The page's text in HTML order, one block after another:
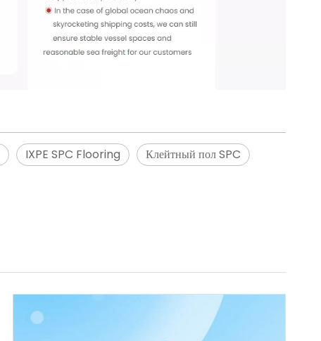
IXPE SPC Flooring
Клейтный пол SPC